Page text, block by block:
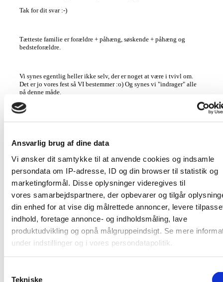
Ansvarlig brug af dine data
Vi ønsker dit samtykke til at anvende cookies og indsamle
persondata om IP-adresse, ID og din browser til statistik og
marketingformål. Disse oplysninger videregives til
vores samarbejdspartnere, der opbevarer og tilgår
din enhed for at vise dig målrettede annoncer, levere
indhold, foretage annonce- og indholdsmåling, lave
produktudvikling og opnå målgruppeindsigt. Se mere
under indstillinger og i vores persondatapolitik.
Indsamle præcise oplysninger om din placering, der kan
Tekniske
Tak for dit svar :-)
Tætteste familie er forældre + påhæng, søskende + påhæng og
bedsteforældre.
Vi synes egentlig heller ikke selv, der er noget at være i tvivl om.
Det er jo vores fest så VI bestemmer :o) Og synes vi "indrager" alle
på denne måde.
Det er bare lidt af en mavepuster når en af vores aller nærmeste
SE DANMARKS BEDSTE
BRYLLUPSLEVERANDØRER - KLIK HER
Del dette indlæg